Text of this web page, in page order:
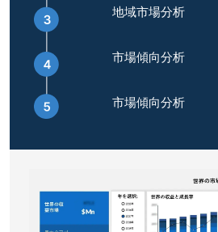
地域市場分析
市場傾向分析
市場傾向分析